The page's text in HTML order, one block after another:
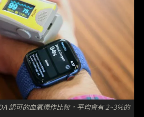
認可的血氧儀作比較，平均會有 2~3%的